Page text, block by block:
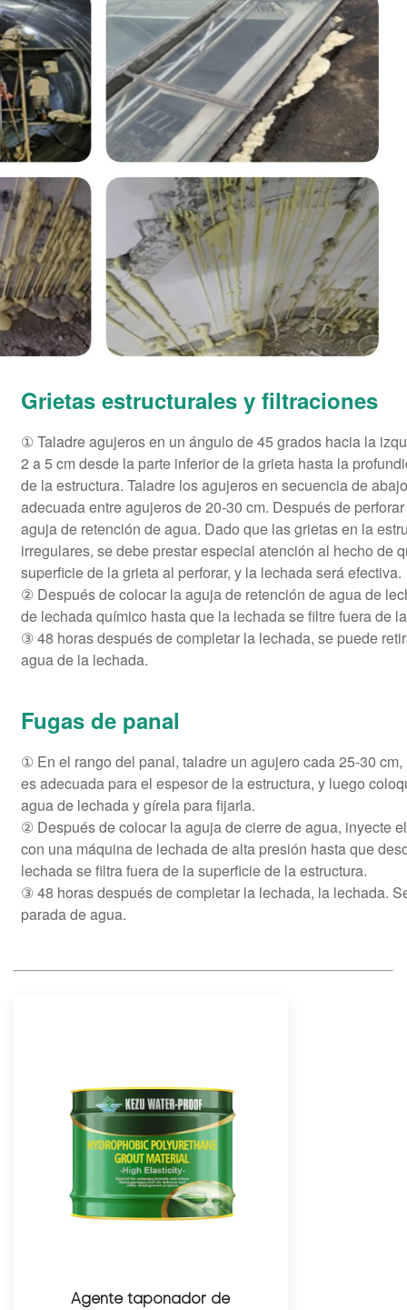
Grietas estructurales y filtraciones
① Taladre agujeros en un ángulo de 45 grados hacia la
2 a 5 cm desde la parte inferior de la grieta hasta la
de la estructura. Taladre los agujeros en secuencia de
adecuada entre agujeros de 20-30 cm. Después de
aguja de retención de agua. Dado que las grietas en la
irregulares, se debe prestar especial atención al hecho de
superficie de la grieta al perforar, y la lechada será efectiva.
② Después de colocar la aguja de retención de agua de
de lechada químico hasta que la lechada se filtre fuera de
③ 48 horas después de completar la lechada, se puede
agua de la lechada.
Fugas de panal
① En el rango del panal, taladre un agujero cada 25-30
es adecuada para el espesor de la estructura, y luego
agua de lechada y gírela para fijarla.
② Después de colocar la aguja de cierre de agua, inyecte
con una máquina de lechada de alta presión hasta que
lechada se filtra fuera de la superficie de la estructura.
③ 48 horas después de completar la lechada, la lechada.
parada de agua.
Agente taponador de